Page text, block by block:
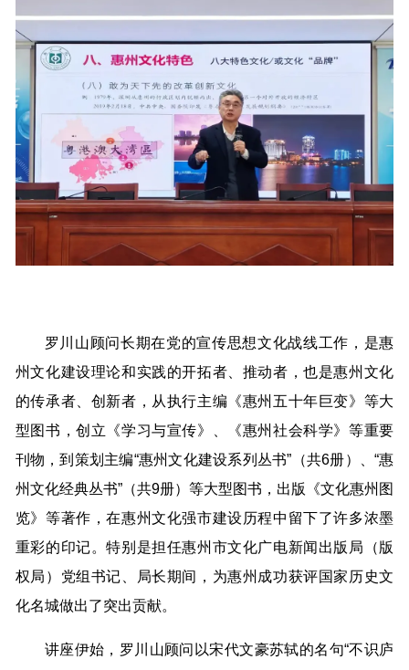
罗川山顾问长期在党的宣传思想文化战线工作，是惠
州文化建设理论和实践的开拓者、推动者，也是惠州文化
的传承者、创新者，从执行主编《惠州五十年巨变》等大
型图书，创立《学习与宣传》、《惠州社会科学》等重要
刊物，到策划主编“惠州文化建设系列丛书”（共6册）、“惠
州文化经典丛书”（共9册）等大型图书，出版《文化惠州图
览》等著作，在惠州文化强市建设历程中留下了许多浓墨
重彩的印记。特别是担任惠州市文化广电新闻出版局（版
权局）党组书记、局长期间，为惠州成功获评国家历史文
化名城做出了突出贡献。
讲座伊始，罗川山顾问以宋代文豪苏轼的名句“不识庐